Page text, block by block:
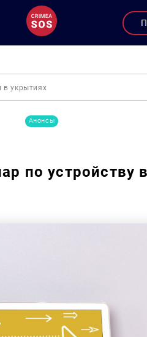
в укрытиях
Анонсы
по устройству